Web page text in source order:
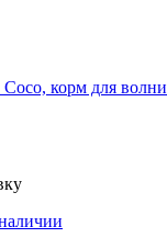
корм для